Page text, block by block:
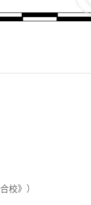
校》）